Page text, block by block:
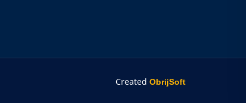
Created ObrijSoft